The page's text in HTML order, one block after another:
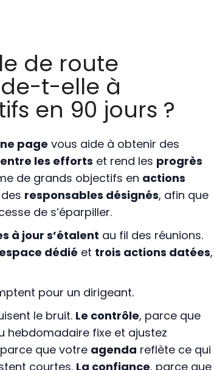
de route
t-elle à
en 90 jours ?
page vous aide à obtenir des
les efforts et rend les progrès
de grands objectifs en actions
responsables désignés, afin que
de s’éparpiller.
à jour s’étalent au fil des réunions.
dédié et trois actions datées,
pour un dirigeant.
le bruit. Le contrôle, parce que
hebdomadaire fixe et ajustez
que votre agenda reflète ce qui
courtes. La confiance, parce que